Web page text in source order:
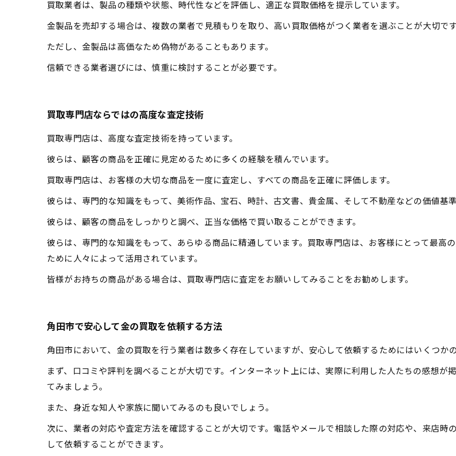
買取業者は、製品の種類や状態、時代性などを評価し、適正な買取価格を提示しています。
金製品を売却する場合は、複数の業者で見積もりを取り、高い買取価格がつく業者を選ぶことが大切です
ただし、金製品は高価なため偽物があることもあります。
信頼できる業者選びには、慎重に検討することが必要です。
買取専門店ならではの高度な査定技術
買取専門店は、高度な査定技術を持っています。
彼らは、顧客の商品を正確に見定めるために多くの経験を積んでいます。
買取専門店は、お客様の大切な商品を一度に査定し、すべての商品を正確に評価します。
彼らは、専門的な知識をもって、美術作品、宝石、時計、古文書、貴金属、そして不動産などの価値基準
彼らは、顧客の商品をしっかりと調べ、正当な価格で買い取ることができます。
彼らは、専門的な知識をもって、あらゆる商品に精通しています。買取専門店は、お客様にとって最高
ために人々によって活用されています。
皆様がお持ちの商品がある場合は、買取専門店に査定をお願いしてみることをお勧めします。
角田市で安心して金の買取を依頼する方法
角田市において、金の買取を行う業者は数多く存在していますが、安心して依頼するためにはいくつか
まず、口コミや評判を調べることが大切です。インターネット上には、実際に利用した人たちの感想が
てみましょう。
また、身近な知人や家族に聞いてみるのも良いでしょう。
次に、業者の対応や査定方法を確認することが大切です。電話やメールで相談した際の対応や、来店時
して依頼することができます。